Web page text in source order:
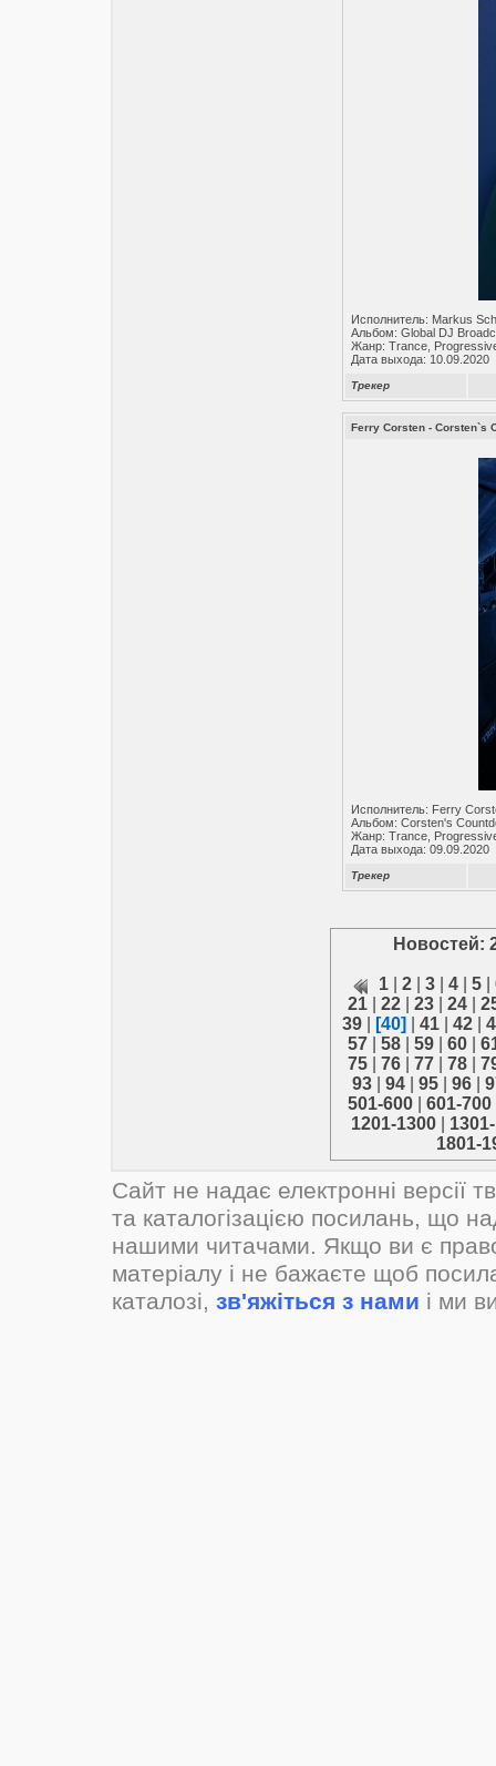
Исполнитель: Markus
Альбом: Global DJ
Жанр: Trance,
Дата выхода: 10.09.2020
Трекер
Ferry Corsten - Corsten`s
Исполнитель: Ferry
Альбом: Corsten's
Жанр: Trance,
Дата выхода: 09.09.2020
Трекер
Новостей:
1| 2| 3| 4| 5|
21
22 23 24
39
[40] 41 42
57
58 59 60
75
76 77 78
93| 94| 95| 96|
501-600
601-700
1201-1300
1801-
Сайт не надає електронні версії
та каталогізацією посилань, що
нашими читачами. Якщо ви є
матеріалу і не бажаєте щоб
каталозі, зв'яжіться з нами і ми